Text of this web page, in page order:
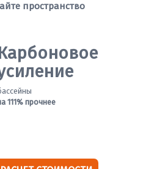
пространство
111% прочнее